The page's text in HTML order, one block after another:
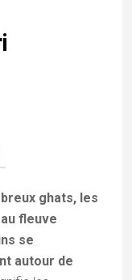
ghats, les
fleuve
se
autour de